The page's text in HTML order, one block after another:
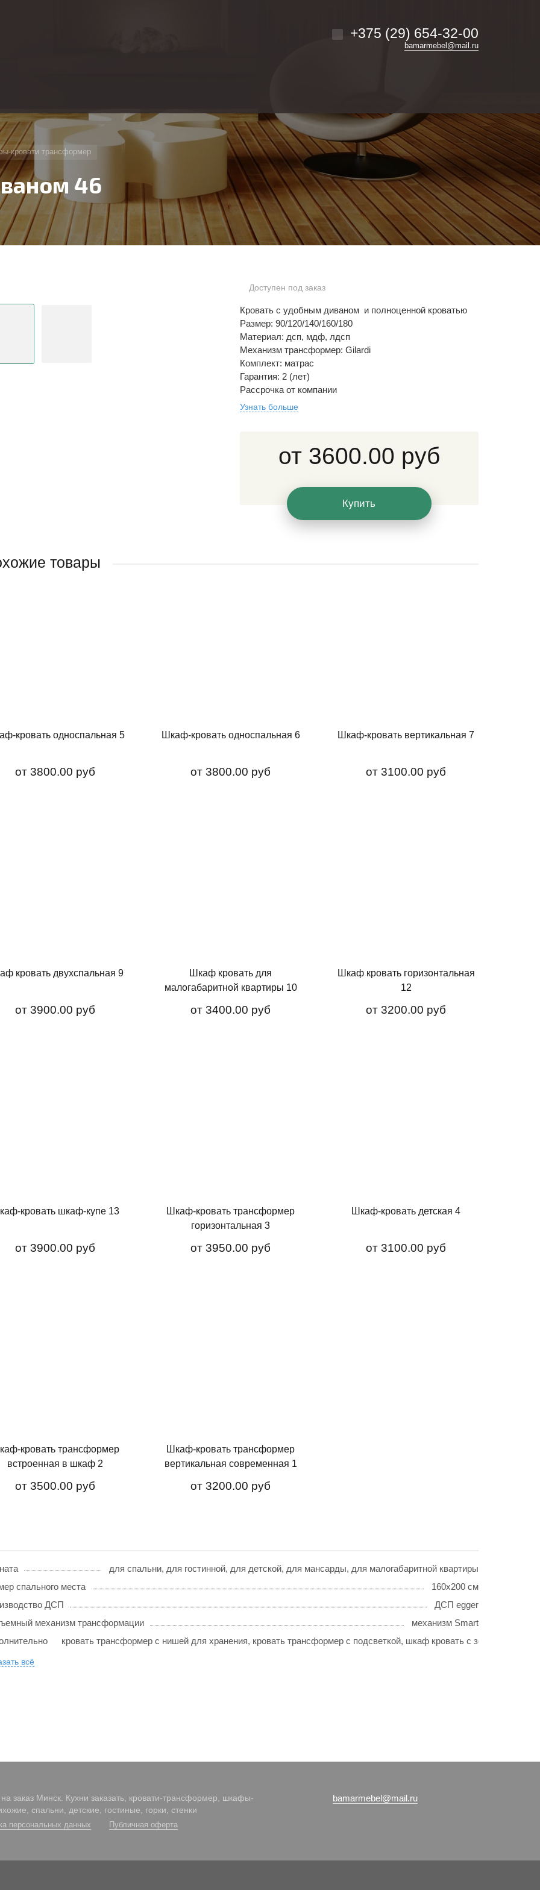
+375 (29) 654-32-00
bamarmebel@mail.ru
кровати трансформер
46
Доступен под заказ
Кровать с удобным диваном и полноценной кроватью
Размер: 90/120/140/160/180
Материал: дсп, мдф, лдсп
Механизм трансформер: Gilardi
Комплект: матрас
Гарантия: 2 (лет)
Рассрочка от компании
Узнать больше
от 3600.00 руб
Купить
товары
кровать односпальная 5
от3800.00 руб
Шкаф-кровать односпальная 6
от3800.00 руб
Шкаф-кровать вертикальная 7
от3100.00 руб
кровать двухспальная 9
от3900.00 руб
Шкаф кровать для
малогабаритной квартиры 10
от3400.00 руб
Шкаф кровать горизонтальная
12
от3200.00 руб
кровать шкаф-купе 13
от3900.00 руб
Шкаф-кровать трансформер
горизонтальная 3
от3950.00 руб
Шкаф-кровать детская 4
от3100.00 руб
кровать трансформер
встроенная в шкаф 2
от3500.00 руб
Шкаф-кровать трансформер
вертикальная современная 1
от3200.00 руб
для спальни, для гостинной, для детской, для мансарды, для малогабаритной квартиры
спального места
160х200 см
ДСП
ДСП egger
механизм трансформации
механизм Smart
кровать трансформер с нишей для хранения, кровать трансформер с подсветкой, шкаф кровать с зонами для
всё
заказ Минск. Кухни заказать, кровати-трансформер, шкафы-
спальни, детские, гостиные, горки, стенки
персональных данных Публичная оферта
bamarmebel@mail.ru